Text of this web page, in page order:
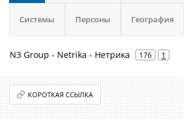
Системы Персоны География
N3 Group - Netrika - Нетрика 176 1
КОРОТКАЯ ССЫЛКА